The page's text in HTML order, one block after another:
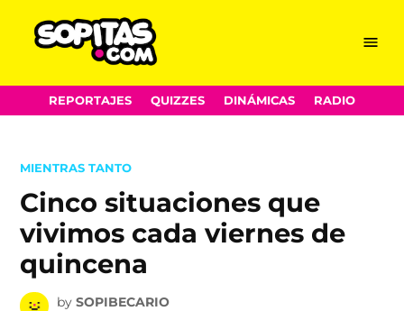
Skip
to
Menu
REPORTAJES QUIZZES DINÁMICAS RADIO
POSTED
MIENTRAS TANTO
Cinco situaciones que
vivimos cada viernes de
quincena
by SOPIBECARIO